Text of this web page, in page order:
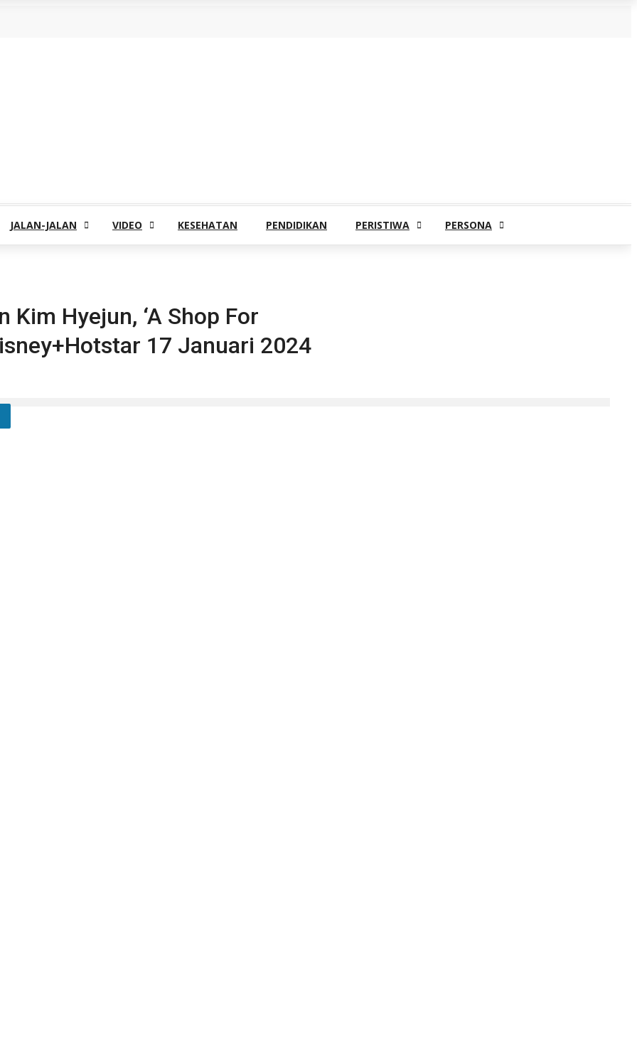
JALAN-JALAN VIDEO KESEHATAN PENDIDIKAN PERISTIWA PERSONA
Hyejun, ‘A Shop For
17 Januari 2024